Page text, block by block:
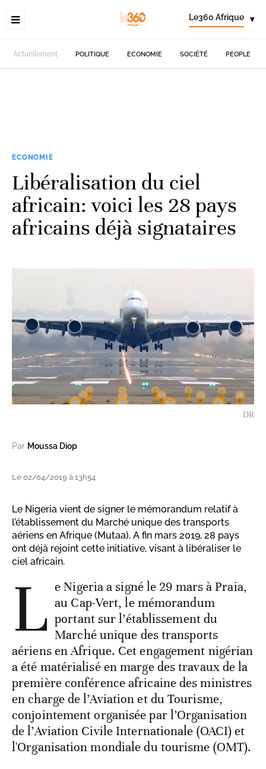
Le360 Afrique ▾
Actuellement POLITIQUE ECONOMIE SOCIÉTÉ PEOPLE
ECONOMIE
Libéralisation du ciel
africain: voici les 28 pays
africains déjà signataires
DR
Par Moussa Diop
Le 02/04/2019 à 13h54
Le Nigeria vient de signer le mémorandum relatif à
l’établissement du Marché unique des transports
aériens en Afrique (Mutaa). A fin mars 2019, 28 pays
ont déjà rejoint cette initiative, visant à libéraliser le
ciel africain.
L e Nigeria a signé le 29 mars à Praia,
au Cap-Vert, le mémorandum
portant sur l’établissement du
Marché unique des transports
aériens en Afrique. Cet engagement nigérian
a été matérialisé en marge des travaux de la
première conférence africaine des ministres
en charge de l’Aviation et du Tourisme,
conjointement organisée par l’Organisation
de l’Aviation Civile Internationale (OACI) et
l'Organisation mondiale du tourisme (OMT).